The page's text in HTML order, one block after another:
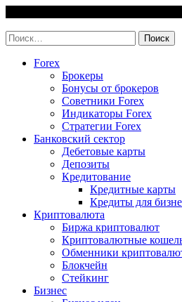
content
Найти:
Forex
Брокеры
Бонусы от брокеров
Советники Forex
Индикаторы Forex
Стратегии Forex
Банковский сектор
Дебетовые карты
Депозиты
Кредитование
Кредитные карты
Кредиты для
Криптовалюта
Биржа криптовалют
Криптовалютные
Обменники
Блокчейн
Стейкинг
Бизнес